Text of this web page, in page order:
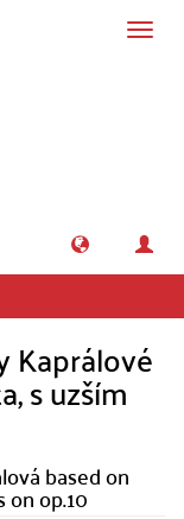
Kaprálové
s uzším
based on
on op.10